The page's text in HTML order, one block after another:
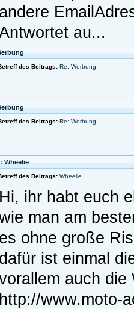
andere
au...
des Beitrags: Re: Werbung
des Beitrags: Re: Werbung
Wheelie
des Beitrags: Wheelie
Hi, ihr habt euch
man am
es ohne große
dafür ist einmal
auch die
http://www.moto-